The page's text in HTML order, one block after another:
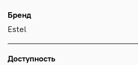
Бренд
Estel
Доступность